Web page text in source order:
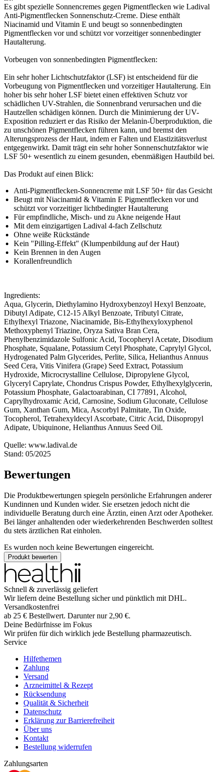
Es gibt spezielle Sonnencremes gegen Pigmentflecken wie Ladival
Anti-Pigmentflecken Sonnenschutz-Creme. Diese enthält
Niacinamid und Vitamin E und beugt so sonnenbedingten
Pigmentflecken vor und schützt vor vorzeitiger sonnenbedingter
Hautalterung.
Vorbeugen von sonnenbedingten Pigmentflecken:
Ein sehr hoher Lichtschutzfaktor (LSF) ist entscheidend für die
Vorbeugung von Pigmentflecken und vorzeitiger Hautalterung. Ein
hoher bis sehr hoher LSF bietet einen effektiven Schutz vor
schädlichen UV-Strahlen, die Sonnenbrand verursachen und die
Hautzellen schädigen können. Durch die Minimierung der UV-
Exposition reduziert er das Risiko der Melanin-Überproduktion, die
zu unschönen Pigmentflecken führen kann, und bremst den
Alterungsprozess der Haut, indem er Falten und Elastizitätsverlust
entgegenwirkt. Damit trägt ein sehr hoher Sonnenschutzfaktor wie
LSF 50+ wesentlich zu einem gesunden, ebenmäßigen Hautbild bei.
Das Produkt auf einen Blick:
Anti-Pigmentflecken-Sonnencreme mit LSF 50+ für das Gesicht
Beugt mit Niacinamid & Vitamin E Pigmentflecken vor und
schützt vor vorzeitiger lichtbedingter Hautalterung
Für empfindliche, Misch- und zu Akne neigende Haut
Mit dem einzigartigen Ladival 4-fach Zellschutz
Ohne weiße Rückstände
Kein "Pilling-Effekt" (Klumpenbildung auf der Haut)
Kein Brennen in den Augen
Korallenfreundlich
Ingredients:
Aqua, Glycerin, Diethylamino Hydroxybenzoyl Hexyl Benzoate,
Dibutyl Adipate, C12-15 Alkyl Benzoate, Tributyl Citrate,
Ethylhexyl Triazone, Niacinamide, Bis-Ethylhexyloxyphenol
Methoxyphenyl Triazine, Oryza Sativa Bran Cera,
Phenylbenzimidazole Sulfonic Acid, Tocopheryl Acetate, Disodium
Phosphate, Squalane, Potassium Cetyl Phosphate, Caprylyl Glycol,
Hydrogenated Palm Glycerides, Perlite, Silica, Helianthus Annuus
Seed Cera, Vitis Vinifera (Grape) Seed Extract, Potassium
Hydroxide, Microcrystalline Cellulose, Dipropylene Glycol,
Glyceryl Caprylate, Chondrus Crispus Powder, Ethylhexylglycerin,
Potassium Phosphate, Galactoarabinan, CI 77891, Alcohol,
Caprylhydroxamic Acid, Carnosine, Sodium Gluconate, Cellulose
Gum, Xanthan Gum, Mica, Ascorbyl Palmitate, Tin Oxide,
Tocopherol, Tetrahexyldecyl Ascorbate, Citric Acid, Diisopropyl
Adipate, Ubiquinone, Helianthus Annuus Seed Oil.
Quelle: www.ladival.de
Stand: 05/2025
Bewertungen
Die Produktbewertungen spiegeln persönliche Erfahrungen anderer
Kundinnen und Kunden wider. Sie ersetzen jedoch nicht die
individuelle Beratung durch eine Ärztin, einen Arzt oder Apotheker.
Bei länger anhaltenden oder wiederkehrenden Beschwerden solltest
du stets ärztlichen Rat einholen.
Es wurden noch keine Bewertungen eingereicht.
Produkt bewerten
Schnell & zuverlässig geliefert
Wir liefern deine Bestellung sicher und pünktlich mit DHL.
Versandkostenfrei
ab 25 € Bestellwert. Darunter nur 2,90 €.
Deine Bedürfnisse im Fokus
Wir prüfen für dich wirklich jede Bestellung pharmazeutisch.
Service
Hilfethemen
Zahlung
Versand
Arzneimittel & Rezept
Rücksendung
Qualität & Sicherheit
Datenschutz
Erklärung zur Barrierefreiheit
Über uns
Kontakt
Bestellung widerrufen
Zahlungsarten